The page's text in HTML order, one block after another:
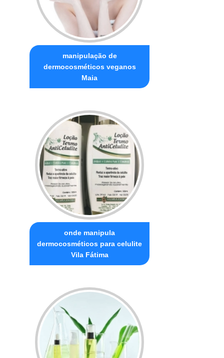
manipulação de
dermocosméticos veganos
Maia
onde manipula
dermocosméticos para celulite
Vila Fátima